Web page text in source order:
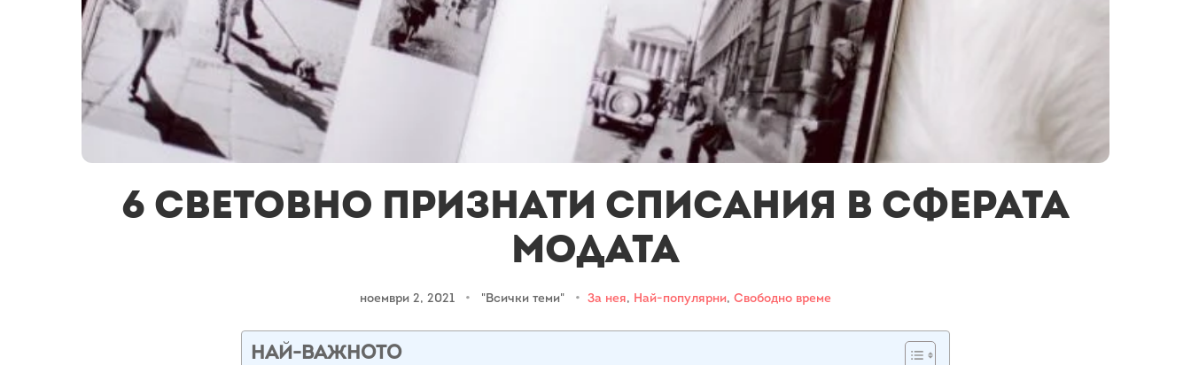
6 световно признати списания в сферата
модата
ноември 2, 2021 • "Всички теми" • За нея, Най-популярни, Свободно време
НАЙ-ВАЖНОТО